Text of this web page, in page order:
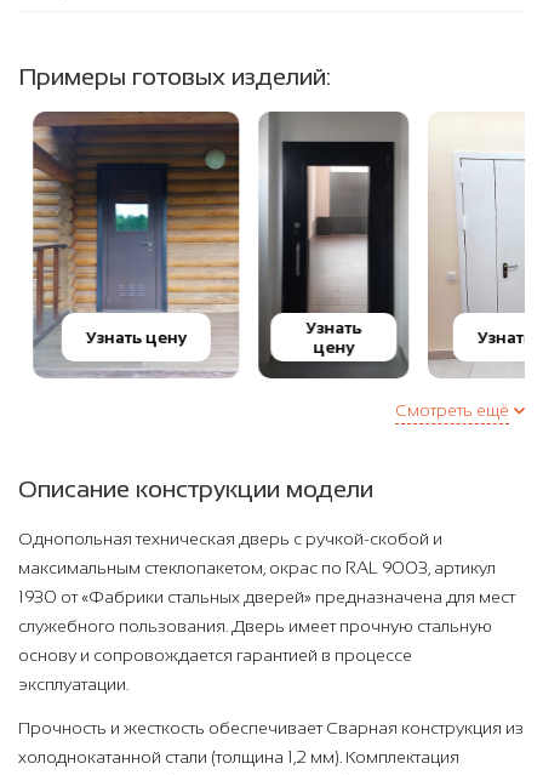
Примеры готовых изделий:
Узнать цену
Узнать
цену
Узнать
Смотреть ещё
Описание конструкции модели
Однопольная техническая дверь с ручкой-скобой и
максимальным стеклопакетом, окрас по RAL 9003, артикул
1930 от «Фабрики стальных дверей» предназначена для мест
служебного пользования. Дверь имеет прочную стальную
основу и сопровождается гарантией в процессе
эксплуатации.
Прочность и жесткость обеспечивает Сварная конструкция из
холоднокатанной стали (толщина 1,2 мм). Комплектация